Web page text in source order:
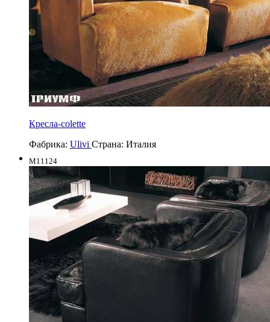
Кресла-colette
Фабрика: Ulivi Страна: Италия
M11124